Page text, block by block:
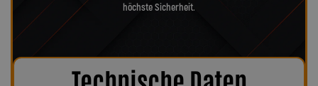
höchste Sicherheit.